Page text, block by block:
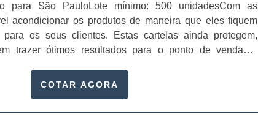
para São PauloLote mínimo: 500 unidadesCom as
acondicionar os produtos de maneira que eles fiquem
para os seus clientes. Estas cartelas ainda protegem,
trazer ótimos resultados para o ponto de vendas.A
na qual o papel resinado da cartela e est...
COTAR AGORA